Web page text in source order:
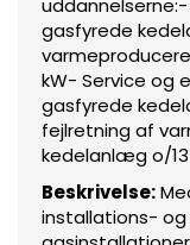
gasfyrede
kW- Service og
gasfyrede
fejlretning af
kedelanlæg o/
Beskrivelse:
installations-